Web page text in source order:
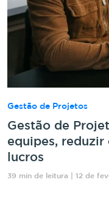
Gestão de Projetos
Gestão de
equipes, reduzir
lucros
39 min de leitura | 12 de